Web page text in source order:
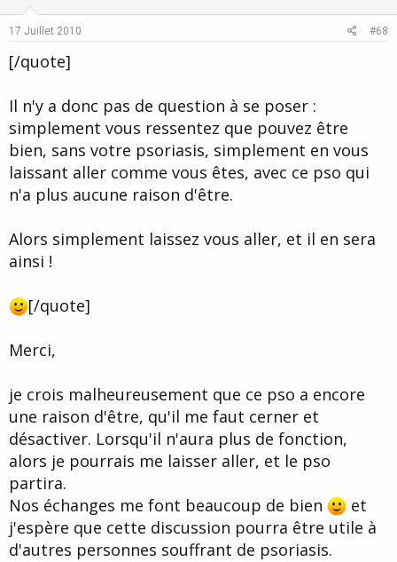
enfin être bien tout simplement.
il?". Ca va venir
t
v
17 Juillet 2010 #68
[/quote]
Il n'y a donc pas de question à se poser :
simplement vous ressentez que pouvez être
bien, sans votre psoriasis, simplement en vous
laissant aller comme vous êtes, avec ce pso qui
n'a plus aucune raison d'être.
Alors simplement laissez vous aller, et il en sera
ainsi !
[/quote]
Merci,
je crois malheureusement que ce pso a encore
une raison d'être, qu'il me faut cerner et
désactiver. Lorsqu'il n'aura plus de fonction,
alors je pourrais me laisser aller, et le pso
partira.
Nos échanges me font beaucoup de bien
et
j'espère que cette discussion pourra être utile à
d'autres personnes souffrant de psoriasis.